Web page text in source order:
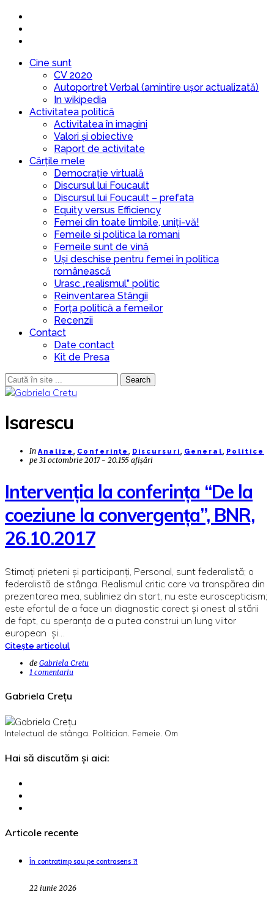
Cine sunt
CV 2020
Autoportret Verbal (amintire ușor actualizată)
In wikipedia
Activitatea politică
Activitatea în imagini
Valori și obiective
Raport de activitate
Cărțile mele
Democrație virtuală
Discursul lui Foucault
Discursul lui Foucault – prefata
Equity versus Efficiency
Femei din toate limbile, uniți-vă!
Femeile si politica la romani
Femeile sunt de vină
Uși deschise pentru femei în politica
românească
Urasc „realismul” politic
Reinventarea Stângii
Forța politică a femeilor
Recenzii
Contact
Date contact
Kit de Presa
Search
Isarescu
In Analize , Conferințe , Discursuri, General, Politice
pe 31 octombrie 2017 - 20.155 afișări
Intervenția la conferința “De la
coeziune la convergența”, BNR,
26.10.2017
Stimați prieteni și participanți, Personal, sunt federalistă; o
federalistă de stânga. Realismul critic care va transpărea din
prezentarea mea, subliniez din start, nu este euroscepticism;
este efortul de a face un diagnostic corect și onest al stării
de fapt, cu speranța de a putea construi un lung viitor
european și…
Citește articolul
de Gabriela Cretu
1 comentariu
Gabriela Crețu
Intelectual de stânga. Politician. Femeie. Om
Hai să discutăm și aici:
Articole recente
În contratimp sau pe contrasens ?!
22 iunie 2026